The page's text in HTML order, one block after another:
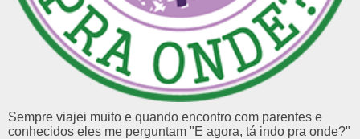
Sempre viajei muito e quando encontro com parentes e
conhecidos eles me perguntam "E agora, tá indo pra onde?"